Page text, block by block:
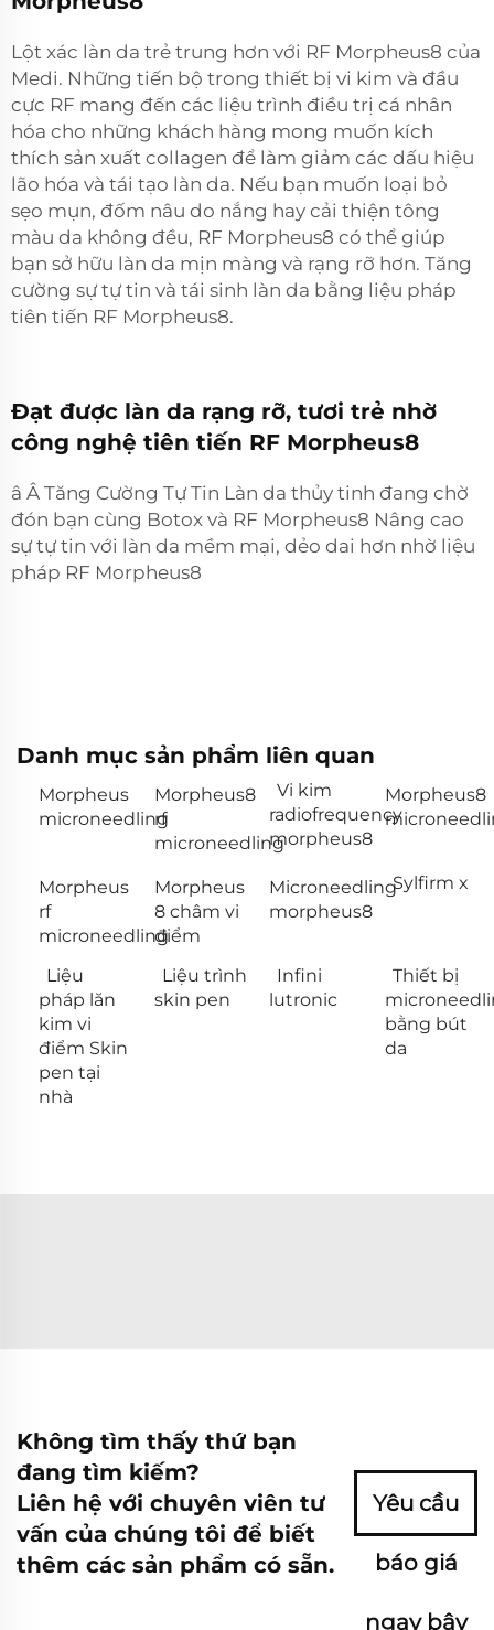
Lột xác làn da trẻ trung hơn với RF Morpheus8 của
Medi. Những tiến bộ trong thiết bị vi kim và đầu
cực RF mang đến các liệu trình điều trị cá nhân
hóa cho những khách hàng mong muốn kích
thích sản xuất collagen để làm giảm các dấu hiệu
lão hóa và tái tạo làn da. Nếu bạn muốn loại bỏ
sẹo mụn, đốm nâu do nắng hay cải thiện tông
màu da không đều, RF Morpheus8 có thể giúp
bạn sở hữu làn da mịn màng và rạng rỡ hơn. Tăng
cường sự tự tin và tái sinh làn da bằng liệu pháp
tiên tiến RF Morpheus8.
Đạt được làn da rạng rỡ, tươi trẻ nhờ
công nghệ tiên tiến RF Morpheus8
â Â Tăng Cường Tự Tin Làn da thủy tinh đang chờ
đón bạn cùng Botox và RF Morpheus8 Nâng cao
sự tự tin với làn da mềm mại, dẻo dai hơn nhờ liệu
pháp RF Morpheus8
Danh mục sản phẩm liên quan
Morpheus
microneedling
Morpheus8
rf
microneedling
Vi kim
radiofrequency
morpheus8
Morpheus8
Morpheus
rf
microneedling
Morpheus
8 châm vi
điểm
Microneedling
morpheus8
Sylfirm x
Liệu
pháp lăn
kim vi
điểm Skin
pen tại
nhà
Liệu trình
skin pen
Infini
lutronic
Thiết bị
bằng bút
da
Không tìm thấy thứ bạn
đang tìm kiếm?
Liên hệ với chuyên viên tư
vấn của chúng tôi để biết
thêm các sản phẩm có sẵn.
Yêu cầu
báo giá
ngay bây